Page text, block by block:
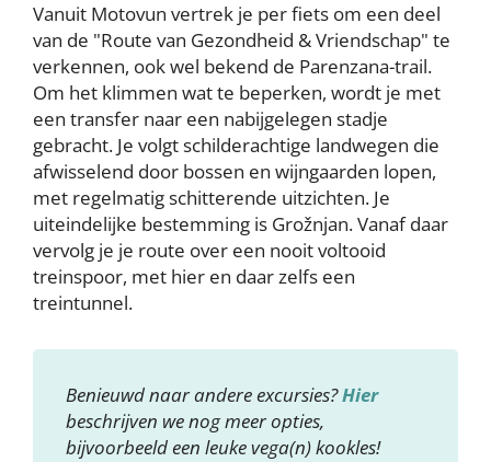
Vanuit Motovun vertrek je per fiets om een deel
van de "Route van Gezondheid & Vriendschap" te
verkennen, ook wel bekend de Parenzana-trail.
Om het klimmen wat te beperken, wordt je met
een transfer naar een nabijgelegen stadje
gebracht. Je volgt schilderachtige landwegen die
afwisselend door bossen en wijngaarden lopen,
met regelmatig schitterende uitzichten. Je
uiteindelijke bestemming is Grožnjan. Vanaf daar
vervolg je je route over een nooit voltooid
treinspoor, met hier en daar zelfs een
treintunnel.
Benieuwd naar andere excursies?Hier
beschrijven we nog meer opties,
bijvoorbeeld een leuke vega(n) kookles!